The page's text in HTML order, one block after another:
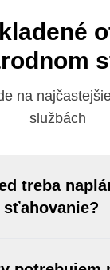
na
službách
treba
sťahovanie?